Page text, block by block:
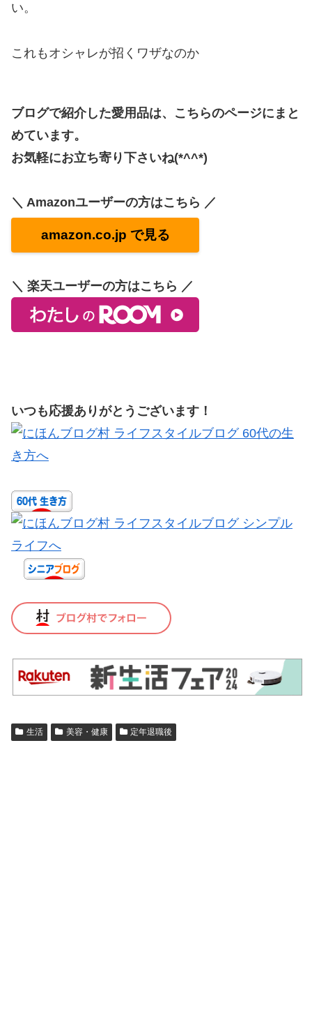
い。
これもオシャレが招くワザなのか
ブログで紹介した愛用品は、こちらのページにまと
めています。
お気軽にお立ち寄り下さいね(*^^*)
＼ Amazonユーザーの方はこちら ／
amazon.co.jp で見る
＼ 楽天ユーザーの方はこちら ／
いつも応援ありがとうございます！
生活 美容・健康 定年退職後